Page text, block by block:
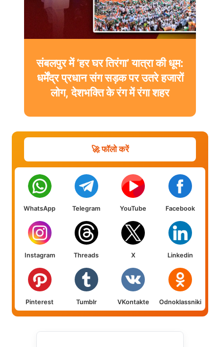
संबलपुर में ‘हर घर तिरंगा’ यात्रा की धूम:
धर्मेंद्र प्रधान संग सड़क पर उतरे हजारों
लोग, देशभक्ति के रंग में रंगा शहर
🚀 फॉलो करें
WhatsApp Telegram YouTube Facebook
Instagram Threads X Linkedin
Pinterest Tumblr VKontakte Odnoklassniki